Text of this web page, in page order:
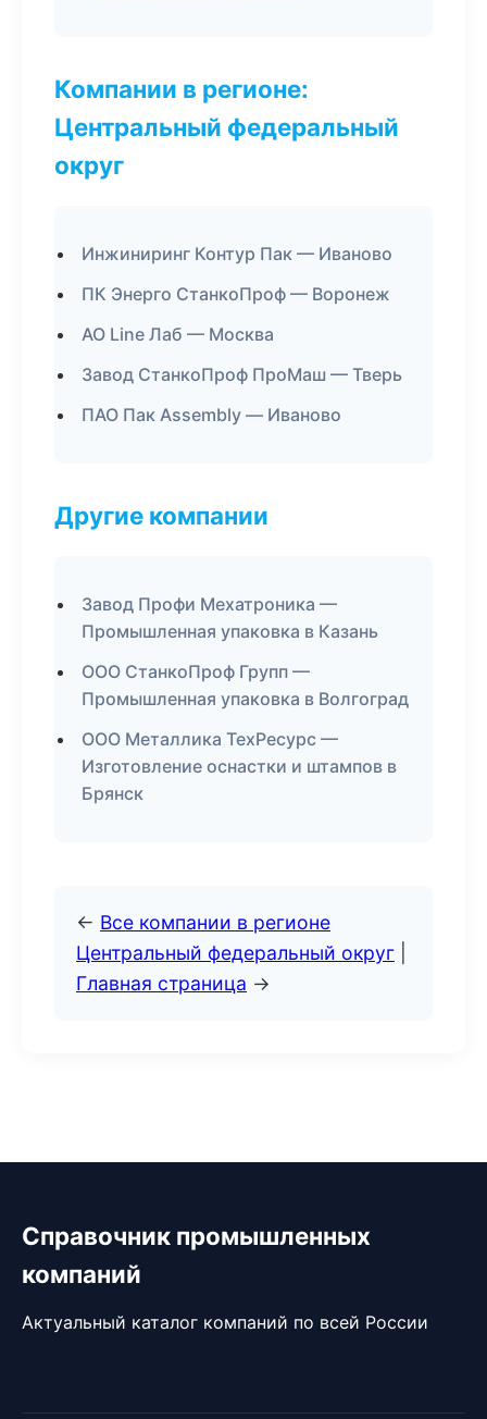
Компании в регионе:
Центральный федеральный
округ
Инжиниринг Контур Пак — Иваново
ПК Энерго СтанкоПроф — Воронеж
АО Line Лаб — Москва
Завод СтанкоПроф ПроМаш — Тверь
ПАО Пак Assembly — Иваново
Другие компании
Завод Профи Мехатроника —
Промышленная упаковка в Казань
ООО СтанкоПроф Групп —
Промышленная упаковка в Волгоград
ООО Металлика ТехРесурс —
Изготовление оснастки и штампов в
Брянск
← Все компании в регионе
Центральный федеральный округ
Главная страница →
Справочник промышленных
компаний
Актуальный каталог компаний по всей России